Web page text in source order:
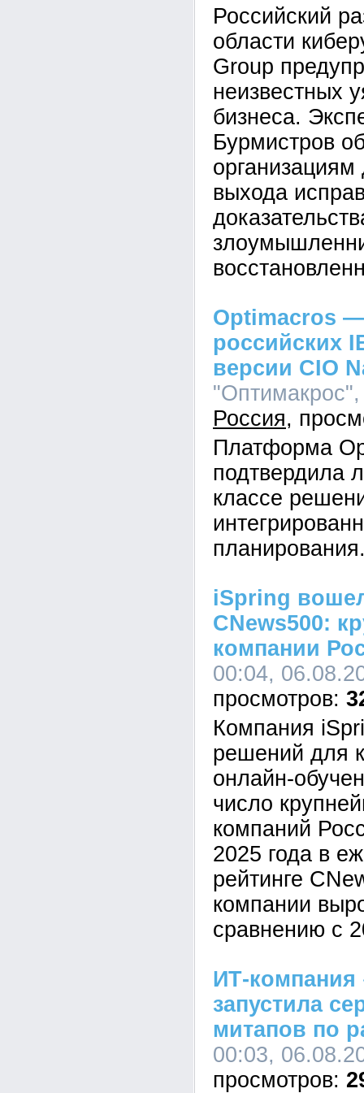
Российский
области
Group
неизвестных
бизнеса.
Бурмистров
организациям
выхода
Optimacros —
российских
версии CIO
Россия
Платформа
подтвердила
классе
iSpring
CNews500:
компании
00:04,
Компания
решений для
онлайн-
число
компаний
2025 года в
рейтинге
компании
сравнению с
ИТ-компания
запустила
митапов по
00:03,